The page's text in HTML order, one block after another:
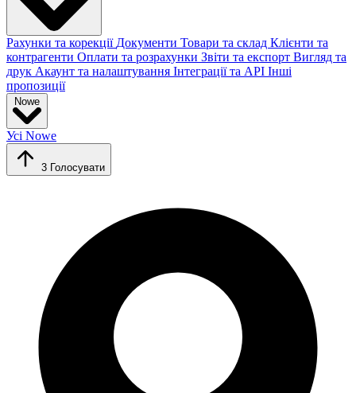
Рахунки та корекції Документи Товари та склад Клієнти та
контрагенти Оплати та розрахунки Звіти та експорт Вигляд та
друк Акаунт та налаштування Інтеграції та API Інші
пропозиції
Nowe
Усі Nowe
3 Голосувати